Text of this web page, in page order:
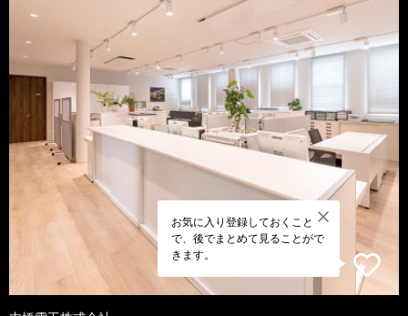
お気に入り登録しておくこと
で、後でまとめて見ることがで
きます。